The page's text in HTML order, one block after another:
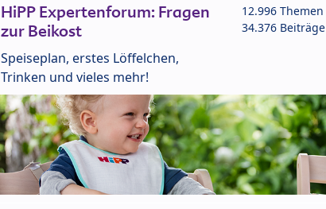
HiPP Expertenforum: Fragen
zur Beikost
Speiseplan, erstes Löffelchen,
Trinken und vieles mehr!
12.996 Themen
34.376 Beiträge